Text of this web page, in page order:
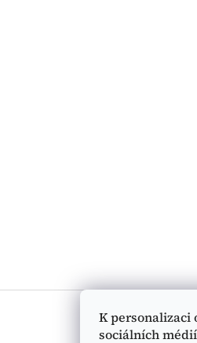
K personalizaci
sociálních